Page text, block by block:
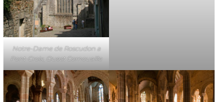
Notre-Dame de Roscudon a
Pont-Croix, Ouest Cornouaille